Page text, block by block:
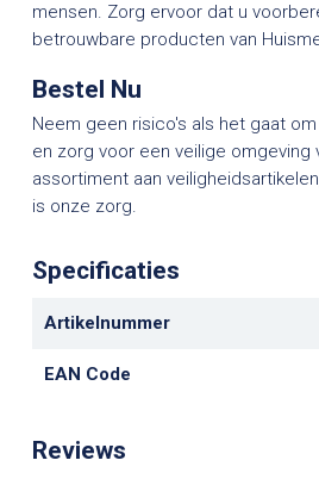
mensen. Zorg ervoor dat u
betrouwbare producten van
Bestel Nu
Neem geen risico's als het gaat
en zorg voor een veilige
assortiment aan
is onze zorg.
Specificaties
Artikelnummer
EAN Code
Reviews